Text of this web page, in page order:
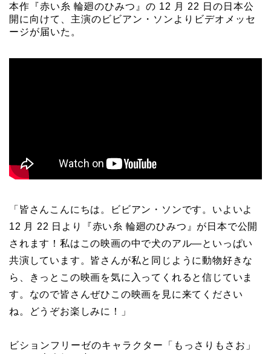
本作『赤い糸 輪廻のひみつ』の 12 月 22 日の日本公
開に向けて、主演のビビアン・ソンよりビデオメッセ
ージが届いた。
「皆さんこんにちは。ビビアン・ソンです。いよいよ
12 月 22 日より『赤い糸 輪廻のひみつ』が日本で公開
されます！私はこの映画の中で犬のアル―といっぱい
共演しています。皆さんが私と同じように動物好きな
ら、きっとこの映画を気に入ってくれると信じていま
す。なので皆さんぜひこの映画を見に来てください
ね。どうぞお楽しみに！」
ビションフリーゼのキャラクター「もっさりもさお」